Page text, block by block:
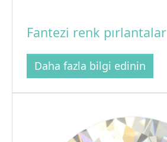
Fantezi renk pırlantalar
Daha fazla bilgi edinin